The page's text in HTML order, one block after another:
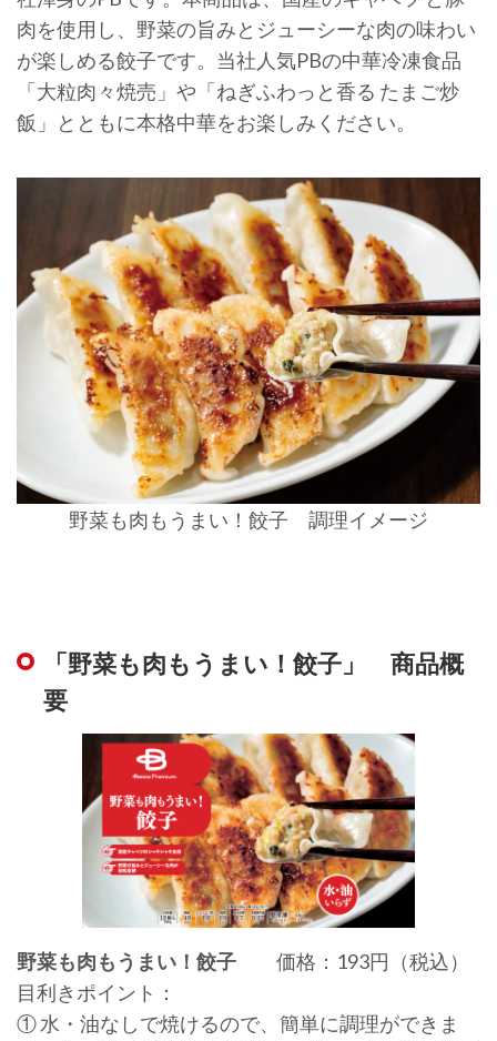
肉を使用し、野菜の旨みとジューシーな肉の味わい
が楽しめる餃子です。当社人気PBの中華冷凍食品
「大粒肉々焼売」や「ねぎふわっと香る たまご炒
飯」とともに本格中華をお楽しみください。
野菜も肉もうまい！餃子 調理イメージ
「野菜も肉もうまい！餃子」 商品概
要
野菜も肉もうまい！餃子 価格：193円（税込）
目利きポイント：
① 水・油なしで焼けるので、簡単に調理ができま